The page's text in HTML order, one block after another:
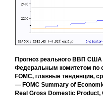
Прогноз реального ВВП
Федеральным комитетом по
FOMC, главные тенденции,
— FOMC Summary of
Real Gross Domestic Product,